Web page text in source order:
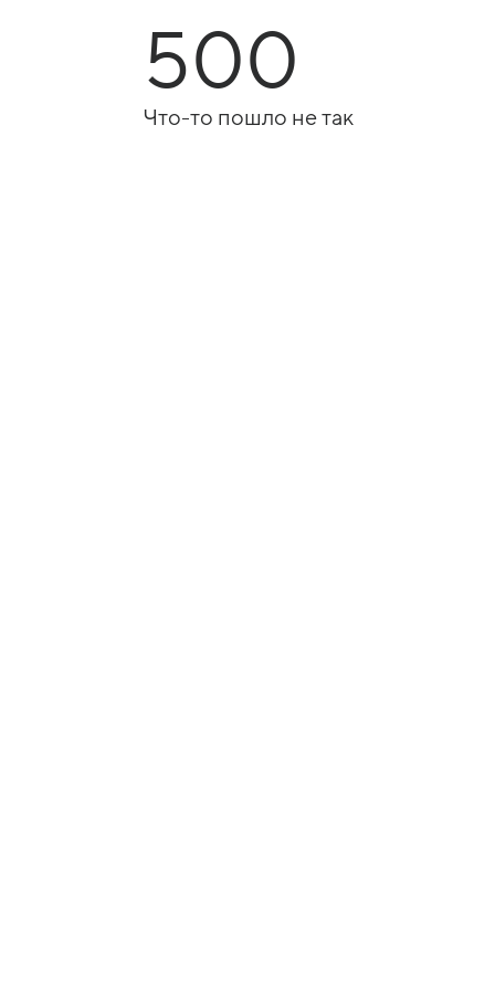
500
Что-то пошло не так